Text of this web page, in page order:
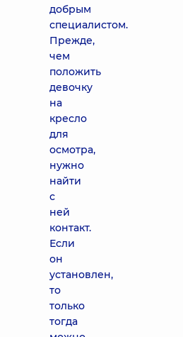
добрым
специалистом.
Прежде,
чем
положить
девочку
на
кресло
для
осмотра,
нужно
найти
с
ней
контакт.
Если
он
установлен,
то
только
тогда